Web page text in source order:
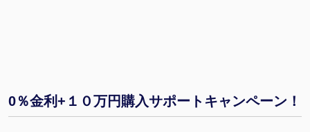
0％金利+１０万円購入サポートキャンペーン！